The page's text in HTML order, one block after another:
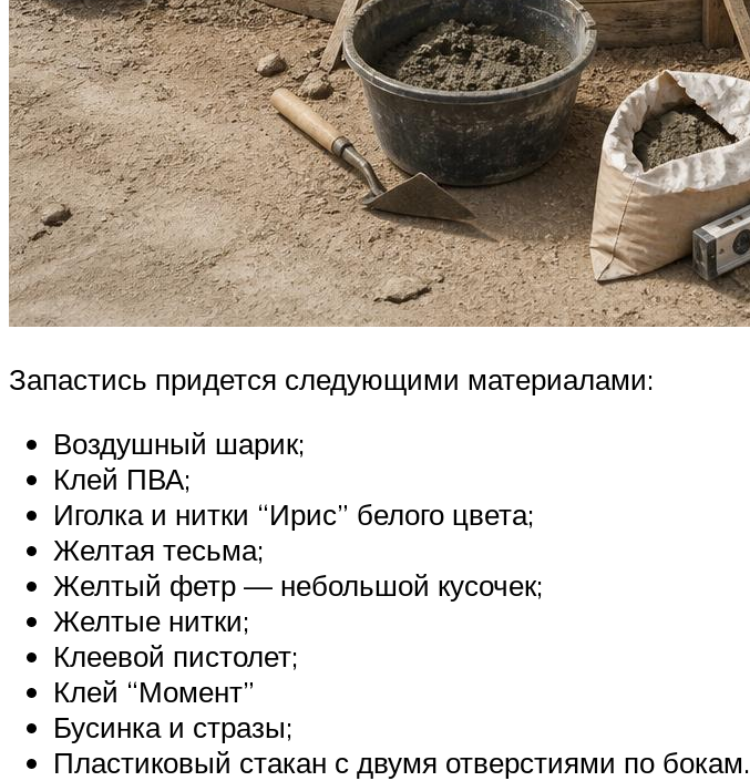
Запастись придется следующими материалами:
Воздушный шарик;
Клей ПВА;
Иголка и нитки “Ирис” белого цвета;
Желтая тесьма;
Желтый фетр — небольшой кусочек;
Желтые нитки;
Клеевой пистолет;
Клей “Момент”
Бусинка и стразы;
Пластиковый стакан с двумя отверстиями по бокам.